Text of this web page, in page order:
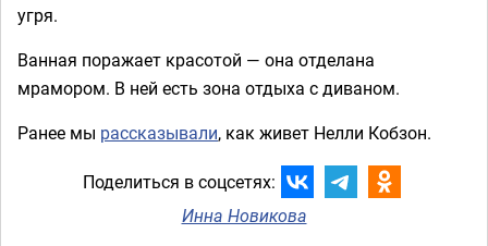
угря.
Ванная поражает красотой — она отделана
мрамором. В ней есть зона отдыха с диваном.
Ранее мы рассказывали, как живет Нелли Кобзон.
Поделиться в соцсетях:
Инна Новикова